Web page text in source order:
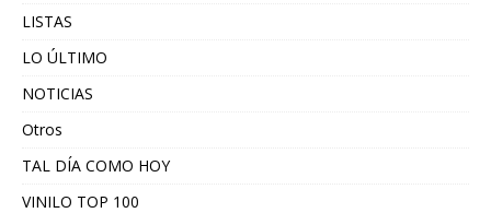
LISTAS
LO ÚLTIMO
NOTICIAS
Otros
TAL DÍA COMO HOY
VINILO TOP 100